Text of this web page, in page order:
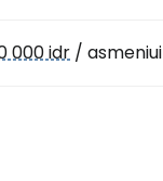
000 idr / asmeniui